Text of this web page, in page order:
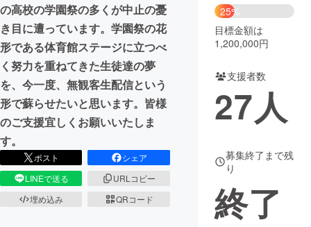
CAMPFIRE for Social Good
CAMPFIRE Creation
CAMPFIREふるさと納税machi-ya コミュニティ
の高校の学園祭の多くが中止の憂
き目に遭っています。学園祭の花
形である体育館ステージに立つべ
く努力を重ねてきた生徒達の夢
を、今一度、無観客生配信という
形で蘇らせたいと思います。皆様
のご支援宜しくお願いいたしま
す。
ポスト
シェア
LINEで送る
URLコピー
埋め込み
QRコード
25%
目標金額は
1,200,000円
支援者数
27人
募集終了まで残
り
終了